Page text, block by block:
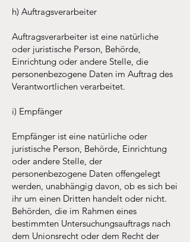
h) Auftragsverarbeiter
Auftragsverarbeiter ist eine natürliche
oder juristische Person, Behörde,
Einrichtung oder andere Stelle, die
personenbezogene Daten im Auftrag des
Verantwortlichen verarbeitet.
i) Empfänger
Empfänger ist eine natürliche oder
juristische Person, Behörde, Einrichtung
oder andere Stelle, der
personenbezogene Daten offengelegt
werden, unabhängig davon, ob es sich bei
ihr um einen Dritten handelt oder nicht.
Behörden, die im Rahmen eines
bestimmten Untersuchungsauftrags nach
dem Unionsrecht oder dem Recht der